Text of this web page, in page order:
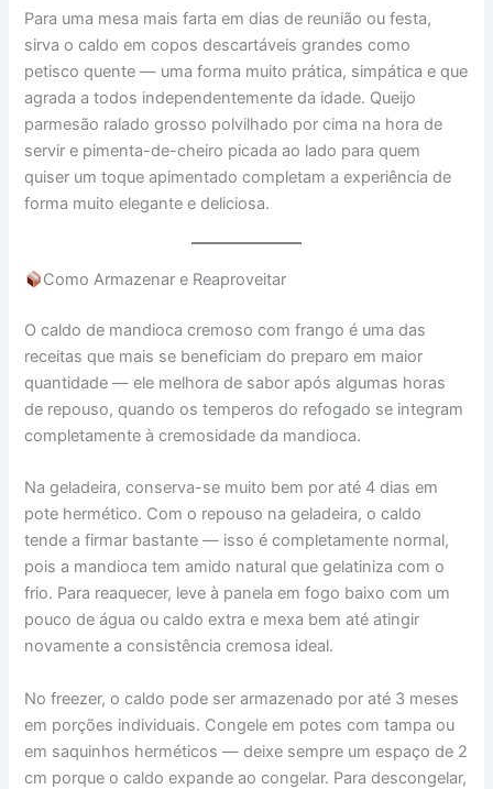
Para uma mesa mais farta em dias de reunião ou festa,
sirva o caldo em copos descartáveis grandes como
petisco quente — uma forma muito prática, simpática e que
agrada a todos independentemente da idade. Queijo
parmesão ralado grosso polvilhado por cima na hora de
servir e pimenta-de-cheiro picada ao lado para quem
quiser um toque apimentado completam a experiência de
forma muito elegante e deliciosa.
Como Armazenar e Reaproveitar
O caldo de mandioca cremoso com frango é uma das
receitas que mais se beneficiam do preparo em maior
quantidade — ele melhora de sabor após algumas horas
de repouso, quando os temperos do refogado se integram
completamente à cremosidade da mandioca.
Na geladeira, conserva-se muito bem por até 4 dias em
pote hermético. Com o repouso na geladeira, o caldo
tende a firmar bastante — isso é completamente normal,
pois a mandioca tem amido natural que gelatiniza com o
frio. Para reaquecer, leve à panela em fogo baixo com um
pouco de água ou caldo extra e mexa bem até atingir
novamente a consistência cremosa ideal.
No freezer, o caldo pode ser armazenado por até 3 meses
em porções individuais. Congele em potes com tampa ou
em saquinhos herméticos — deixe sempre um espaço de 2
cm porque o caldo expande ao congelar. Para descongelar,